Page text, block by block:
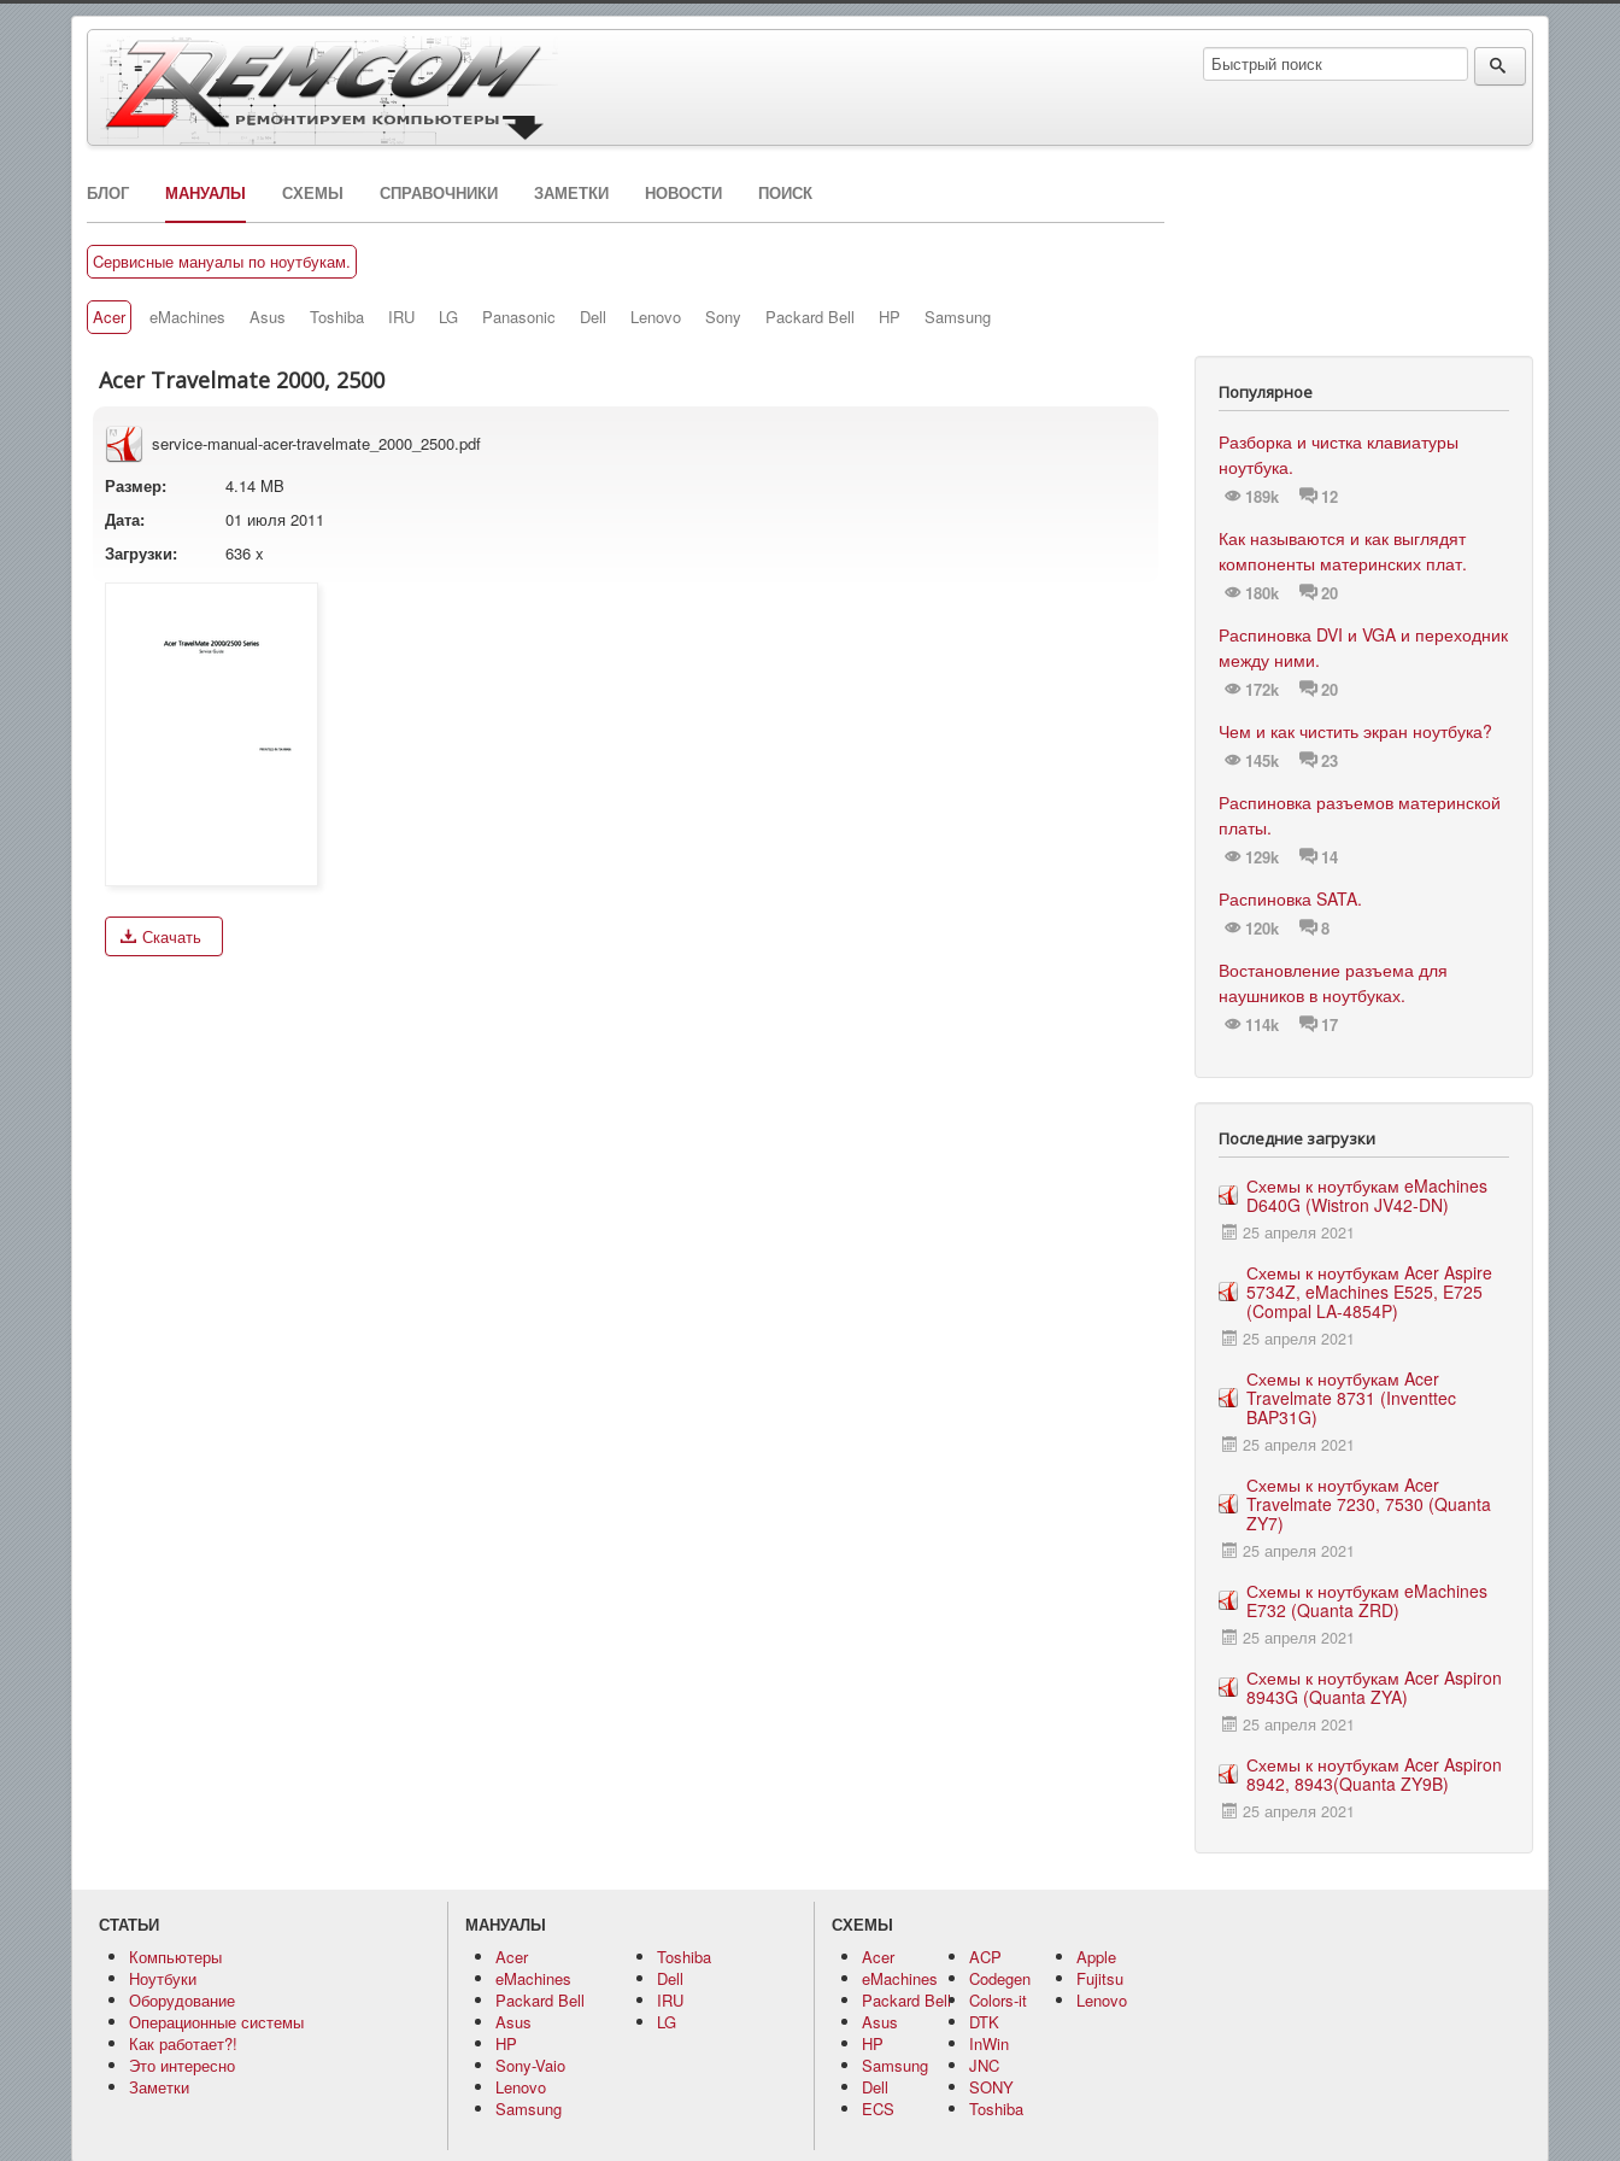
БЛОГ МАНУАЛЫ СХЕМЫ СПРАВОЧНИКИ ЗАМЕТКИ НОВОСТИ ПОИСК
Cервисные мануалы по ноутбукам.
Acer eMachines Asus Toshiba IRU LG Panasonic Dell Lenovo Sony Packard Bell HP Samsung
Acer Travelmate 2000, 2500
service-manual-acer-travelmate_2000_2500.pdf
Размер:
4.14 MB
Дата:
01 июля 2011
Загрузки:
636 x
Скачать
Популярное
Разборка и чистка клавиатуры
ноутбука.
189k 12
Как называются и как выглядят
компоненты материнских плат.
180k 20
Распиновка DVI и VGA и переходник
между ними.
172k 20
Чем и как чистить экран ноутбука?
145k 23
Распиновка разъемов материнской
платы.
129k 14
Распиновка SATA.
120k 8
Востановление разъема для
наушников в ноутбуках.
114k 17
Последние загрузки
Схемы к ноутбукам eMachines
D640G (Wistron JV42-DN)
25 апреля 2021
Схемы к ноутбукам Acer Aspire
5734Z, eMachines E525, E725
(Compal LA-4854P)
25 апреля 2021
Схемы к ноутбукам Acer
Travelmate 8731 (Inventtec
BAP31G)
25 апреля 2021
Схемы к ноутбукам Acer
Travelmate 7230, 7530 (Quanta
ZY7)
25 апреля 2021
Схемы к ноутбукам eMachines
E732 (Quanta ZRD)
25 апреля 2021
Схемы к ноутбукам Acer Aspiron
8943G (Quanta ZYA)
25 апреля 2021
Схемы к ноутбукам Acer Aspiron
8942, 8943(Quanta ZY9B)
25 апреля 2021
СТАТЬИ
Компьютеры
Ноутбуки
Оборудование
Операционные системы
Как работает?!
Это интересно
Заметки
МАНУАЛЫ
Acer
eMachines
Packard Bell
Asus
HP
Sony-Vaio
Lenovo
Samsung
Toshiba
Dell
IRU
LG
СХЕМЫ
Acer
eMachines
Packard Bell
Asus
HP
Samsung
Dell
ECS
ACP
Codegen
Colors-it
DTK
InWin
JNC
SONY
Toshiba
Apple
Fujitsu
Lenovo